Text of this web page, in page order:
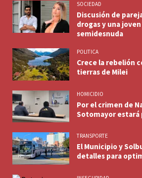
SOCIEDAD
Discusión de
drogas y una
semidesnuda
POLITICA
Crece la rebelión
tierras de Milei
HOMICIDIO
Por el crimen de
Sotomayor estará
TRANSPORTE
El Municipio y
detalles para